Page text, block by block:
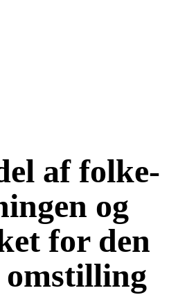
af folke-
og
for den
omstilling